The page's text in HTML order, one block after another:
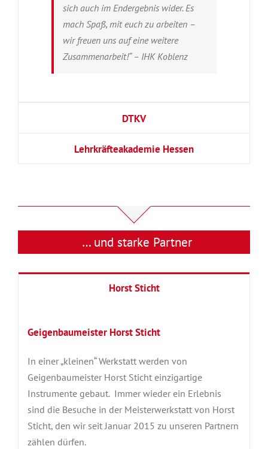
sich auch im Endergebnis wider. Es
mach Spaß, mit euch zu arbeiten –
wir freuen uns auf eine weitere
Zusammenarbeit!“ – IHK Koblenz
DTKV
Lehrkräfteakademie Hessen
… und starke Partner
Horst Sticht
Geigenbaumeister Horst Sticht
In einer „kleinen“ Werkstatt werden von
Geigenbaumeister Horst Sticht einzigartige
Instrumente gebaut. Immer wieder ein Erlebnis
sind die Besuche in der Meisterwerkstatt von Horst
Sticht, den wir seit Januar 2015 zu unseren Partnern
zählen dürfen.